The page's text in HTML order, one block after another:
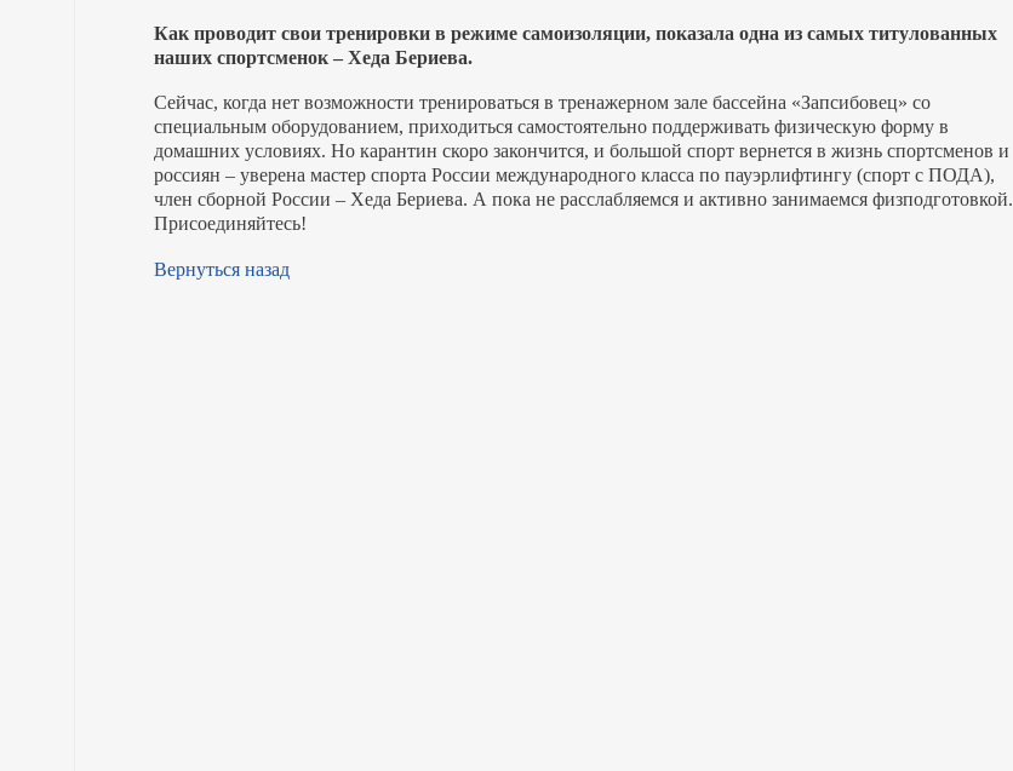
Как проводит свои тренировки в режиме самоизоляции, показала одна из самых титулованных
наших спортсменок – Хеда Бериева.
Сейчас, когда нет возможности тренироваться в тренажерном зале бассейна «Запсибовец» со
специальным оборудованием, приходиться самостоятельно поддерживать физическую форму в
домашних условиях. Но карантин скоро закончится, и большой спорт вернется в жизнь спортсменов и
россиян – уверена мастер спорта России международного класса по пауэрлифтингу (спорт с ПОДА),
член сборной России – Хеда Бериева. А пока не расслабляемся и активно занимаемся физподготовкой.
Присоединяйтесь!
Вернуться назад